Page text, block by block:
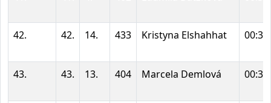
42. 42. 14. 433 Kristyna Elshahhat
43. 43. 13. 404 Marcela Demlová